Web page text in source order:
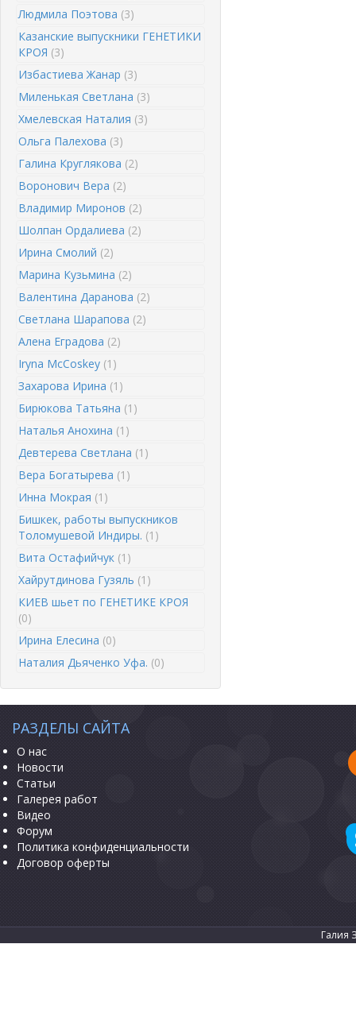
Людмила Поэтова (3)
Казанские выпускники ГЕНЕТИКИ
КРОЯ (3)
Избастиева Жанар (3)
Миленькая Светлана (3)
Хмелевская Наталия (3)
Ольга Палехова (3)
Галина Круглякова (2)
Воронович Вера (2)
Владимир Миронов (2)
Шолпан Ордалиева (2)
Ирина Смолий (2)
Марина Кузьмина (2)
Валентина Даранова (2)
Светлана Шарапова (2)
Алена Еградова (2)
Iryna McCoskey (1)
Захарова Ирина (1)
Бирюкова Татьяна (1)
Наталья Анохина (1)
Девтерева Светлана (1)
Вера Богатырева (1)
Инна Мокрая (1)
Бишкек, работы выпускников
Толомушевой Индиры. (1)
Вита Остафийчук (1)
Хайрутдинова Гузяль (1)
КИЕВ шьет по ГЕНЕТИКЕ КРОЯ
(0)
Ирина Елесина (0)
Наталия Дьяченко Уфа. (0)
РАЗДЕЛЫ САЙТА
О нас
Новости
Статьи
Галерея работ
Видео
Форум
Политика конфиденциальности
Договор оферты
Галия